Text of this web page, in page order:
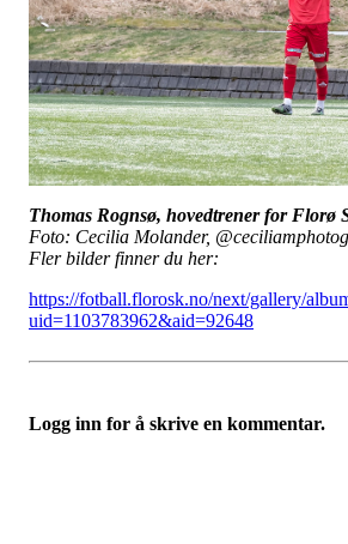
Thomas Rognsø, hovedtrener for Florø
Foto: Cecilia Molander,
Fler bilder finner du her:
https://fotball.florosk.no/next/gallery/
uid=1103783962&aid=92648
Logg inn for å skrive en kommentar.